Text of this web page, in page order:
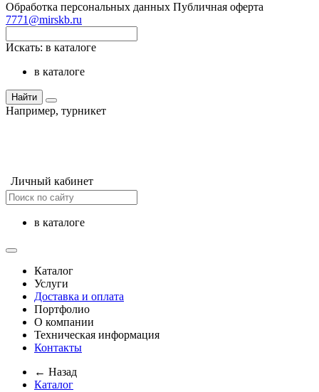
Обработка персональных данных Публичная оферта
7771@mirskb.ru
Искать: в каталоге
в каталоге
Найти
Например, турникет
Личный кабинет
в каталоге
Каталог
Услуги
Доставка и оплата
Портфолио
О компании
Техническая информация
Контакты
← Назад
Каталог